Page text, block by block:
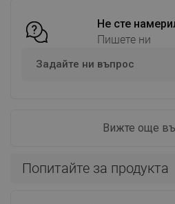
Не сте
Пишете ни
Задайте ни въпрос
Вижте още
Попитайте за продукта